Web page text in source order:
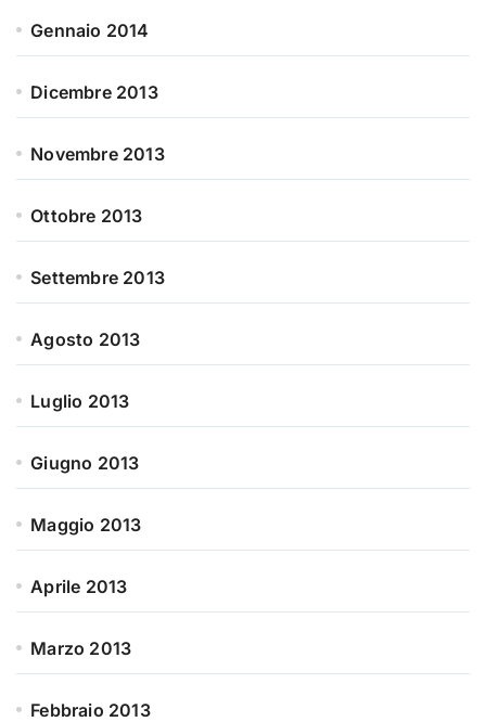
Gennaio 2014
Dicembre 2013
Novembre 2013
Ottobre 2013
Settembre 2013
Agosto 2013
Luglio 2013
Giugno 2013
Maggio 2013
Aprile 2013
Marzo 2013
Febbraio 2013